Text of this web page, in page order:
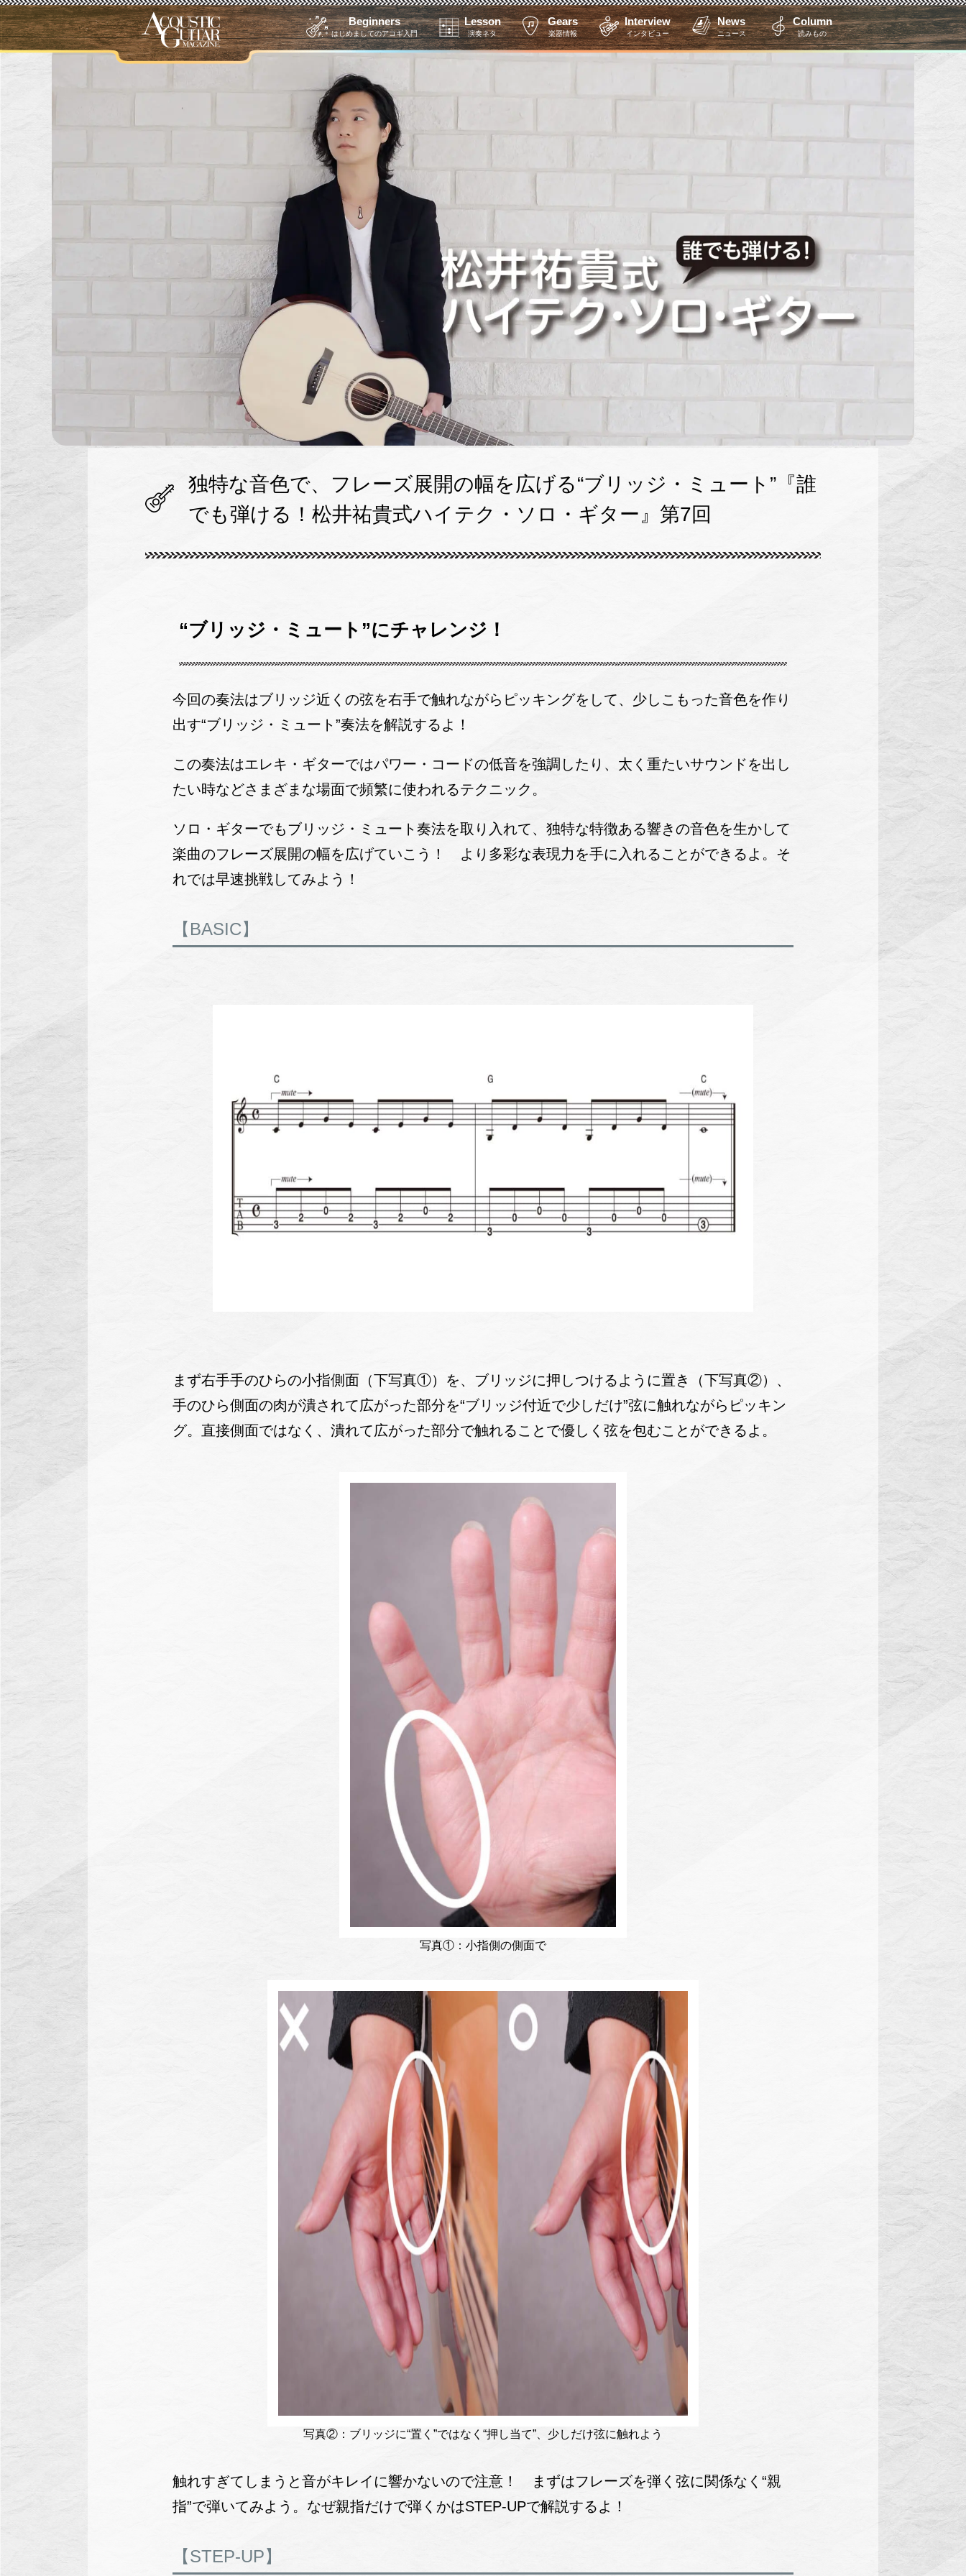
Beginners
はじめましてのアコギ入門
Lesson
演奏ネタ
Gears
楽器情報
Interview
インタビュー
News
ニュース
Column
読みもの
独特な音色で、フレーズ展開の幅を広げる“ブリッジ・ミュート”『誰
でも弾ける！松井祐貴式ハイテク・ソロ・ギター』第7回
“ブリッジ・ミュート”にチャレンジ！
今回の奏法はブリッジ近くの弦を右手で触れながらピッキングをして、少しこもった音色を作り
出す“ブリッジ・ミュート”奏法を解説するよ！
この奏法はエレキ・ギターではパワー・コードの低音を強調したり、太く重たいサウンドを出し
たい時などさまざまな場面で頻繁に使われるテクニック。
ソロ・ギターでもブリッジ・ミュート奏法を取り入れて、独特な特徴ある響きの音色を生かして
楽曲のフレーズ展開の幅を広げていこう！ より多彩な表現力を手に入れることができるよ。そ
れでは早速挑戦してみよう！
【BASIC】
まず右手手のひらの小指側面（下写真①）を、ブリッジに押しつけるように置き（下写真②）、
手のひら側面の肉が潰されて広がった部分を“ブリッジ付近で少しだけ”弦に触れながらピッキン
グ。直接側面ではなく、潰れて広がった部分で触れることで優しく弦を包むことができるよ。
写真①：小指側の側面で
写真②：ブリッジに“置く”ではなく“押し当て”、少しだけ弦に触れよう
触れすぎてしまうと音がキレイに響かないので注意！ まずはフレーズを弾く弦に関係なく“親
指”で弾いてみよう。なぜ親指だけで弾くかはSTEP-UPで解説するよ！
【STEP-UP】